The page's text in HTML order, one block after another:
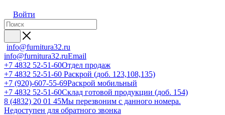
Войти
info@furnitura32.ru
info@furnitura32.ruEmail
+7 4832 52-51-60Отдел продаж
+7 4832 52-51-60 Раскрой (доб. 123,108,135)
+7 (920)-607-55-69Раскрой мобильный
+7 4832 52-51-60Склад готовой продукции (доб. 154)
8 (4832) 20 01 45Мы перезвоним с данного номера.
Недоступен для обратного звонка